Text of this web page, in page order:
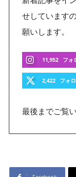
せしています
願いします。
11,952 フォ
2,422 フォ
最後までご覧